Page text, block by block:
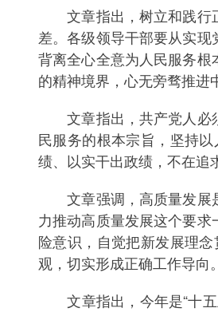
文章指出，树立和践行正
差。各级领导干部要从实
背离全心全意为人民服务
的精神境界，心无旁骛推进
文章指出，共产党人必须
民服务的根本宗旨，坚持
绩、以实干出政绩，不在追
文章强调，高质量发展是
力推动高质量发展这个要
险意识，自觉把新发展理
观，切实形成正确工作导向
文章指出，今年是“十五